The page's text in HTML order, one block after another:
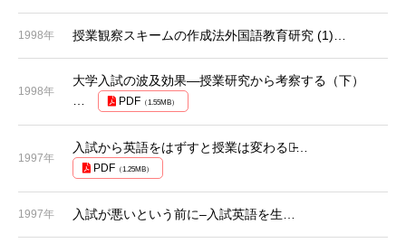
授業観察スキームの作成法外国語教育研究 (1)…
1998年
大学入試の波及効果―授業研究から考察する（下）
PDF （1.55MB）
1998年
入試から英語をはずすと授業は変わるか̵…
PDF （1.25MB）
1997年
入試が悪いという前に–入試英語を生…
1997年